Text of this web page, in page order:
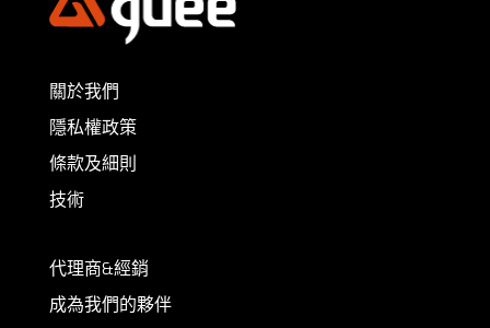
關於我們
隱私權政策
條款及細則
技術
代理商&經銷
成為我們的夥伴